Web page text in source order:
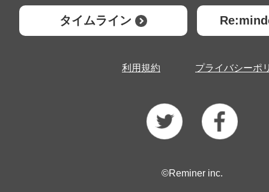
タイムライン
利用規約 プライバシーポ
©Reminer inc.